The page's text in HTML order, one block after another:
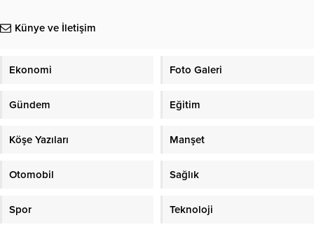
Künye ve İletişim
Ekonomi Foto Galeri
Gündem Eğitim
Köşe Yazıları Manşet
Otomobil Sağlık
Spor Teknoloji